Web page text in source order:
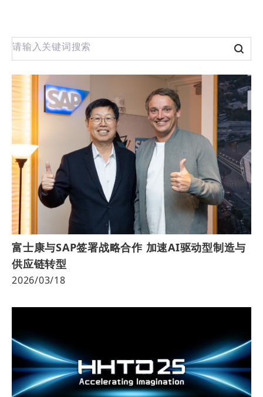
富士康与SAP签署战略合作 加速AI驱动型制造与
供应链转型
2026/03/18